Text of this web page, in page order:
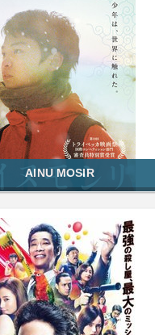
AINU MOSIR